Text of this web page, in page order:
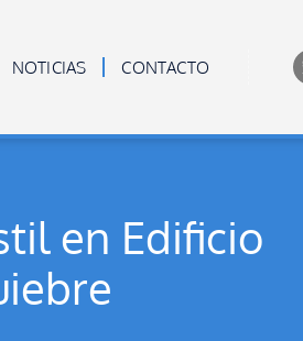
NOTICIAS CONTACTO
en Edificio